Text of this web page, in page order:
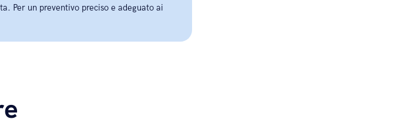
Per un preventivo preciso e adeguato ai